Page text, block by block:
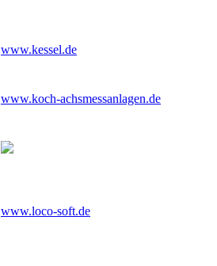
www.kessel.de
www.koch-achsmessanlagen.de
www.loco-soft.de